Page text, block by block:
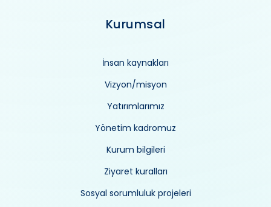
Kurumsal
İnsan kaynakları
Vizyon/misyon
Yatırımlarımız
Yönetim kadromuz
Kurum bilgileri
Ziyaret kuralları
Sosyal sorumluluk projeleri